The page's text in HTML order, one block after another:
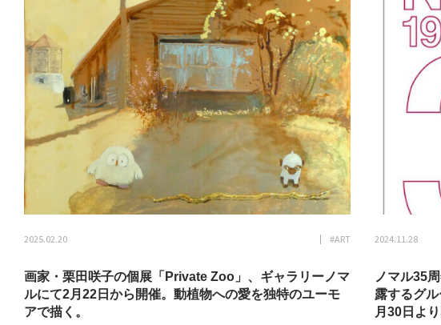
2025.02.20 #ART
画家・栗田咲子の個展「Private Zoo」、ギャラリーノマ
ルにて2月22日から開催。動植物への愛を独特のユーモ
アで描く。
2024.11.28
ノマル35
露するグ
月30日より